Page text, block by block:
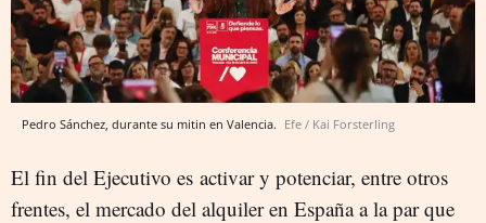
Pedro Sánchez, durante su mitin en Valencia. Efe / Kai Forsterling
El fin del Ejecutivo es activar y potenciar, entre otros
frentes, el mercado del alquiler en España a la par que